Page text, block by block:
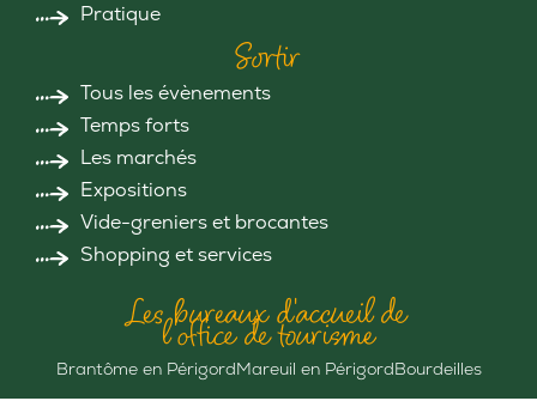
Pratique
Sortir
Tous les évènements
Temps forts
Les marchés
Expositions
Vide-greniers et brocantes
Shopping et services
Les bureaux d'accueil de
l'office de tourisme
Brantôme en PérigordMareuil en PérigordBourdeilles